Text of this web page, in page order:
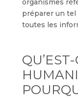
organismes
préparer un tel
toutes les